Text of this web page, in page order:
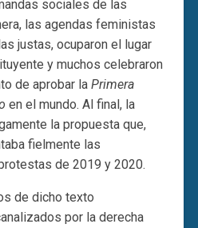
sociales de las
las agendas feministas
justas, ocuparon el lugar
y muchos celebraron
de aprobar la Primera
en el mundo. Al final, la
la propuesta que,
fielmente las
de 2019 y 2020.
de dicho texto
por la derecha